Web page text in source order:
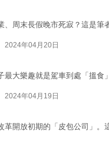
、周末長假晚市死寂？這是筆
2024年04月20日
最大樂趣就是駕車到處「搵
2024年04月19日
革開放初期的「皮包公司」。